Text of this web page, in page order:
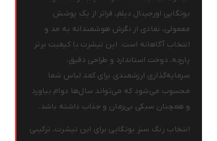
بوتگایی اورجینال دیلم، فراتر از یک پوشش
معمولی، نمادی از نگرش هوشمندانه به مد و
انتخاب آگاهانه است. این تیشرت با کیفیت برتر
پارچه، دوخت استاندارد و طراحی دقیق،
سرمایه‌گذاری ارزشمندی برای کمد لباس شما
محسوب می‌شود که می‌تواند سال‌ها دوام بیاورد
و همچنان سبکی بی‌زمان و جذاب داشته باشد.
انتخاب رنگ سبز بوتگایی برای این تیشرت، ترکیبی